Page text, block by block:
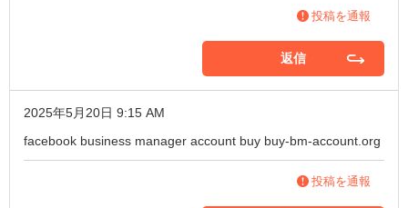
投稿を通報
返信
2025年5月20日 9:15 AM
facebook business manager account buy buy-bm-account.org
投稿を通報